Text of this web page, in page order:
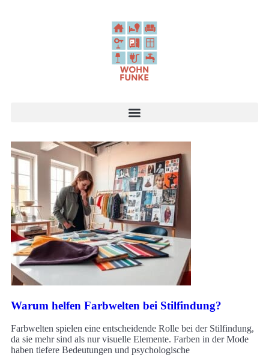
Warum helfen Farbwelten bei Stilfindung?
Farbwelten spielen eine entscheidende Rolle bei der Stilfindung,
da sie mehr sind als nur visuelle Elemente. Farben in der Mode
haben tiefere Bedeutungen und psychologische